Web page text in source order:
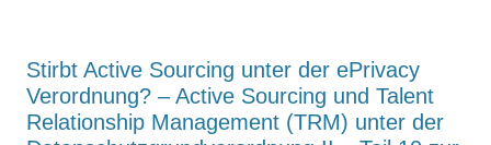
Stirbt Active Sourcing unter der ePrivacy
Verordnung? – Active Sourcing und Talent
Relationship Management (TRM) unter der